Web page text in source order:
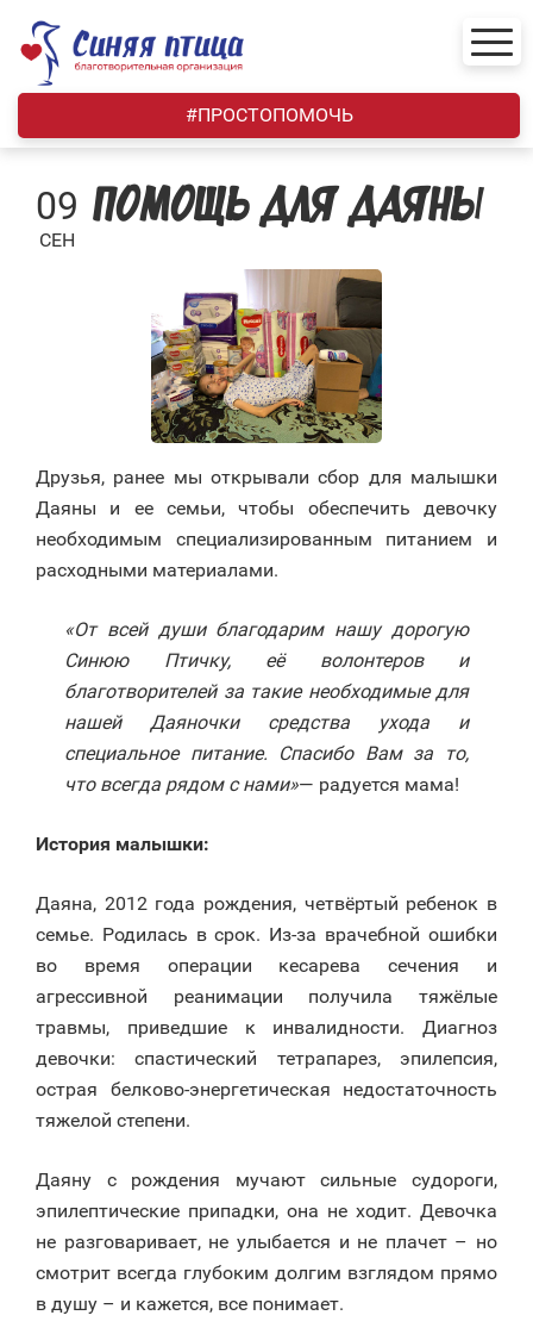
content
#ПРОСТОПОМОЧЬ
09
СЕН
ПОМОЩЬ ДЛЯ ДАЯНЫ
Друзья, ранее мы открывали сбор для малышки
Даяны и ее семьи, чтобы обеспечить девочку
необходимым специализированным питанием и
расходными материалами.
«От всей души благодарим нашу дорогую
Синюю Птичку, её волонтеров и
благотворителей за такие необходимые для
нашей Даяночки средства ухода и
специальное питание. Спасибо Вам за то,
что всегда рядом с нами»— радуется мама!
История малышки:
Даяна, 2012 года рождения, четвёртый ребенок в
семье. Родилась в срок. Из-за врачебной ошибки
во время операции кесарева сечения и
агрессивной реанимации получила тяжёлые
травмы, приведшие к инвалидности. Диагноз
девочки: спастический тетрапарез, эпилепсия,
острая белково-энергетическая недостаточность
тяжелой степени.
Даяну с рождения мучают сильные судороги,
эпилептические припадки, она не ходит. Девочка
не разговаривает, не улыбается и не плачет – но
смотрит всегда глубоким долгим взглядом прямо
в душу – и кажется, все понимает.